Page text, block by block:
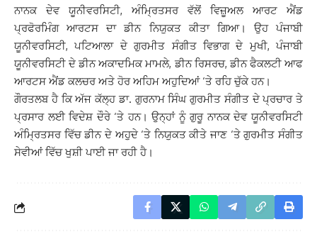
ਨਾਨਕ ਦੇਵ ਯੂਨੀਵਰਸਿਟੀ, ਅੰਮ੍ਰਿਤਸਰ ਵੱਲੋਂ ਵਿਜ਼ੂਅਲ ਆਰਟ ਐਂਡ
ਪ੍ਰਫੋਰਮਿੰਗ ਆਰਟਸ ਦਾ ਡੀਨ ਨਿਯੁਕਤ ਕੀਤਾ ਗਿਆ। ਉਹ ਪੰਜਾਬੀ
ਯੂਨੀਵਰਸਿਟੀ, ਪਟਿਆਲਾ ਦੇ ਗੁਰਮੀਤ ਸੰਗੀਤ ਵਿਭਾਗ ਦੇ ਮੁਖੀ, ਪੰਜਾਬੀ
ਯੂਨੀਵਰਸਿਟੀ ਦੇ ਡੀਨ ਅਕਾਦਮਿਕ ਮਾਮਲੇ, ਡੀਨ ਰਿਸਰਚ, ਡੀਨ ਫੈਕਲਟੀ ਆਫ
ਆਰਟਸ ਐਂਡ ਕਲਚਰ ਅਤੇ ਹੋਰ ਅਹਿਮ ਅਹੁਦਿਆਂ ‘ਤੇ ਰਹਿ ਚੁੱਕੇ ਹਨ।
ਗੌਰਤਲਬ ਹੈ ਕਿ ਅੱਜ ਕੱਲ੍ਹ ਡਾ. ਗੁਰਨਾਮ ਸਿੰਘ ਗੁਰਮੀਤ ਸੰਗੀਤ ਦੇ ਪ੍ਰਚਾਰ ਤੇ
ਪ੍ਰਸਾਰ ਲਈ ਵਿਦੇਸ਼ ਦੌਰੇ ‘ਤੇ ਹਨ। ਉਨ੍ਹਾਂ ਨੂੰ ਗੁਰੂ ਨਾਨਕ ਦੇਵ ਯੂਨੀਵਰਸਿਟੀ
ਅੰਮ੍ਰਿਤਸਰ ਵਿੱਚ ਡੀਨ ਦੇ ਅਹੁਦੇ ‘ਤੇ ਨਿਯੁਕਤ ਕੀਤੇ ਜਾਣ ‘ਤੇ ਗੁਰਮੀਤ ਸੰਗੀਤ
ਸੇਵੀਆਂ ਵਿੱਚ ਖੁਸ਼ੀ ਪਾਈ ਜਾ ਰਹੀ ਹੈ।